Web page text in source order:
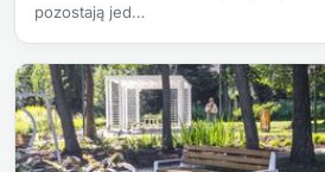
pozostają jed…